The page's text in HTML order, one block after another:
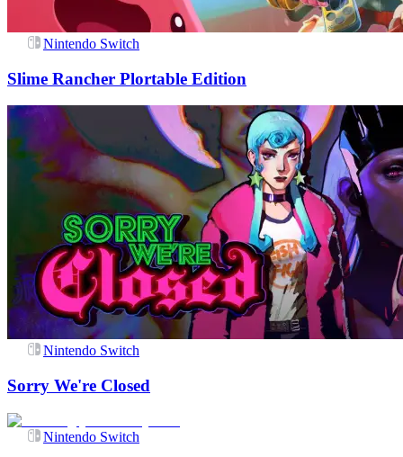
Nintendo Switch
Slime Rancher Plortable Edition
Nintendo Switch
Sorry We're Closed
Nintendo Switch